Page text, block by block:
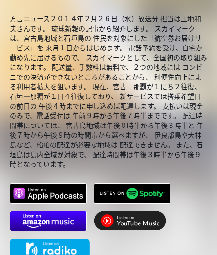
方言ニュース２０１４年２月２６日（水）放送分 担当は上地和
夫さんです。 琉球新報の記事から紹介します。 スカイマーク
は、宮古島地域と石垣島の 住民を対象にした「航空券お届けサ
ービス」を 来月１日からはじめます。 電話予約を受け、自宅か
勤め先に届けるもので、 スカイマークとして、全国初の取り組み
になります。 配送量、手数料は無料で、２つの地域には コンビ
ニでの決済ができないところがあることから、 利便性向上によ
る利用者拡大を狙います。 現在、宮古―那覇が１にち２往復、
石垣―那覇が１日４往復しており、 新サービスでは搭乗希望日
の前日の 午後４時までに申し込めば配達します。 支払いは現金
のみで、電話受付は 午前９時から午後７時半までです。 配達時
間帯については、 宮古島地域は午後０時半から午後３時半と 午
後７時から午後９時の時間帯から選べますが、 伊良部島や大神
島など、船舶の配達が必要な地域は 配達できません。 また、石
垣島は島内全域が対象で、 配達時間帯は午後３時半から午後９
時となっています。